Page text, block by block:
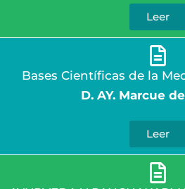
Leer
Bases Científicas de la
D. AY. Marcue
Leer